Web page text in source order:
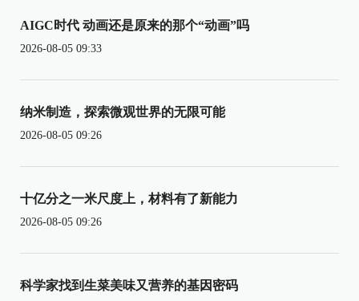
AIGC时代 动画还是原来的那个“动画”吗
2026-08-05 09:33
纳米制造，探索微观世界的无限可能
2026-08-05 09:26
十亿分之一米尺度上，材料有了新能力
2026-08-05 09:26
科学家找到生菜美味又营养的基因密码